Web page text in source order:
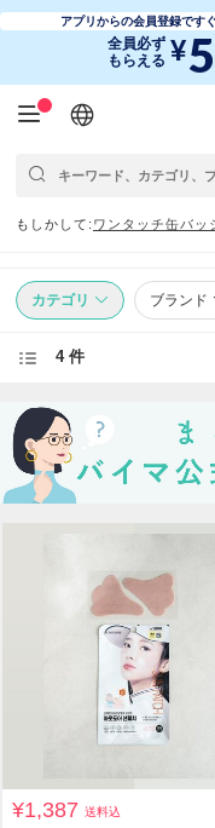
アプリからの会員登録です
全員必ず
もらえる ¥
日本語
English
简体中文
繁體中文
もしかして ワンタッチ缶バッ
カテゴリ ブランド
4 件
¥1,387送料込